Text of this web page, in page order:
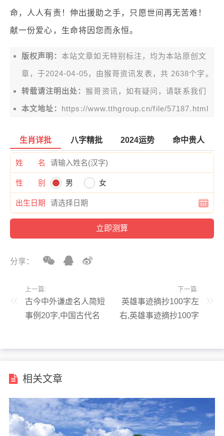
命，人人有责！伸出援助之手，只愿世间再无苦难！
献一份爱心，生命将因您而永恒。
版权声明： 本站文章如无特别标注，均为本站原创文
章，于2024-04-05，由猴哥资讯 发表，共 2638个字。
转载请注明出处：猴哥资讯，如有疑问，请联系我们
本文地址： https://www.tthgroup.cn/file/57187.html
生肖详批 八字精批 2024运势 命中贵人
姓 名
性 别 男 女
出生日期
分享：
上一篇:
古今中外谦虚名人简短
事例20字,中国古代名
下一篇:
英雄事迹摘抄100字左
右,英雄事迹摘抄100字
相关文章